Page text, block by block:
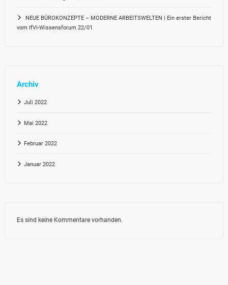
NEUE BÜROKONZEPTE – MODERNE ARBEITSWELTEN | Ein erster Bericht
vom IfVi-Wissensforum 22/01
Archiv
Juli 2022
Mai 2022
Februar 2022
Januar 2022
Es sind keine Kommentare vorhanden.